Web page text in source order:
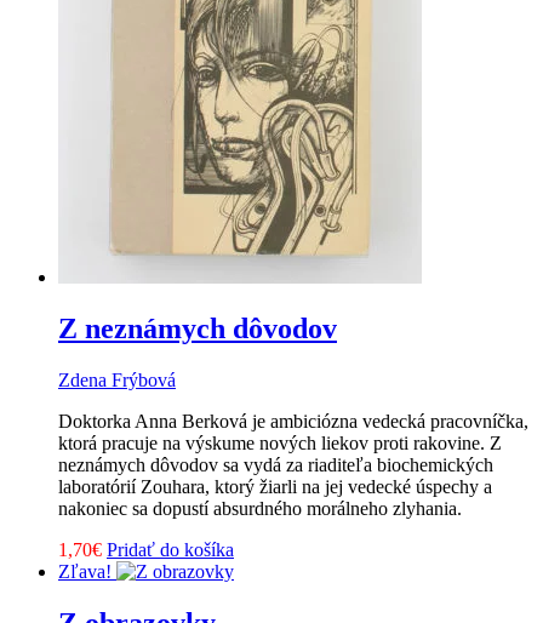
Z neznámych dôvodov
Zdena Frýbová
Doktorka Anna Berková je ambiciózna vedecká pracovníčka,
ktorá pracuje na výskume nových liekov proti rakovine. Z
neznámych dôvodov sa vydá za riaditeľa biochemických
laboratórií Zouhara, ktorý žiarli na jej vedecké úspechy a
nakoniec sa dopustí absurdného morálneho zlyhania.
1,70€ Pridať do košíka
Zľava!